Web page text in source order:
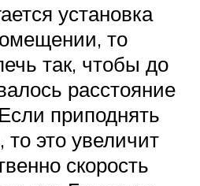
установка
то
так, чтобы до
расстояние
приподнять
это увеличит
скорость